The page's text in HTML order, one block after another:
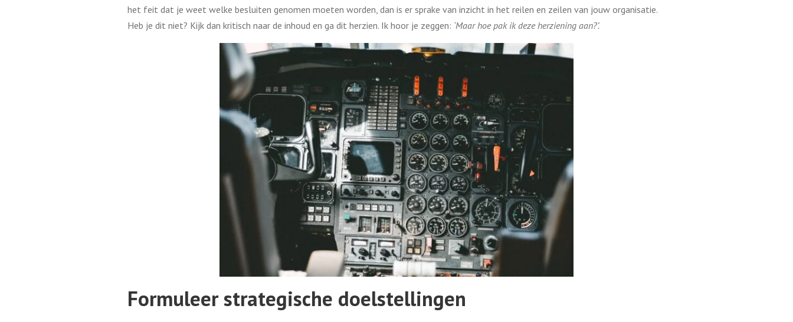
het feit dat je weet welke besluiten genomen moeten worden, dan is er sprake van inzicht in het reilen en zeilen van jouw organisatie.
Heb je dit niet? Kijk dan kritisch naar de inhoud en ga dit herzien. Ik hoor je zeggen: ‘Maar hoe pak ik deze herziening aan?’.
Formuleer strategische doelstellingen